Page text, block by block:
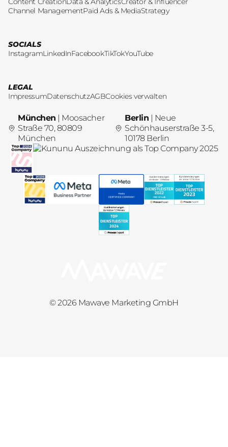
Channel ManagementPaid Ads & MediaStrategy
SOCIALS
InstagramLinkedInFacebookTikTokYouTube
LEGAL
ImpressumDatenschutzAGBCookies verwalten
München | Moosacher
Straße 70, 80809
München
Berlin | Neue
Schönhauserstraße 3-5,
10178 Berlin
© 2026 Mawave Marketing GmbH